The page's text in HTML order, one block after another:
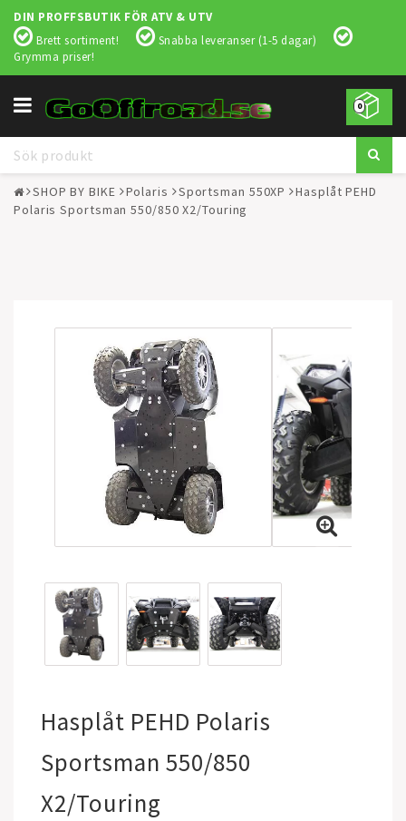
DIN PROFFSBUTIK FÖR ATV & UTV
Brett sortiment!
Snabba leveranser (1-5 dagar)
Grymma priser!
0
Toggle
navigation
SHOP BY BIKE Polaris Sportsman 550XP
Hasplåt PEHD
Polaris Sportsman 550/850 X2/Touring
Hasplåt PEHD Polaris
Sportsman 550/850
X2/Touring